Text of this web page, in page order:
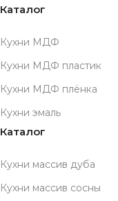
Каталог
Кухни МДФ
Кухни МДФ пластик
Кухни МДФ плёнка
Кухни эмаль
Каталог
Кухни массив дуба
Кухни массив сосны